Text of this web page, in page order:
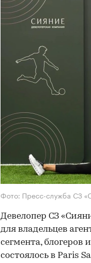
Фото: Пресс-служба СЗ
Девелопер СЗ
для владельцев
сегмента,
состоялось в Paris